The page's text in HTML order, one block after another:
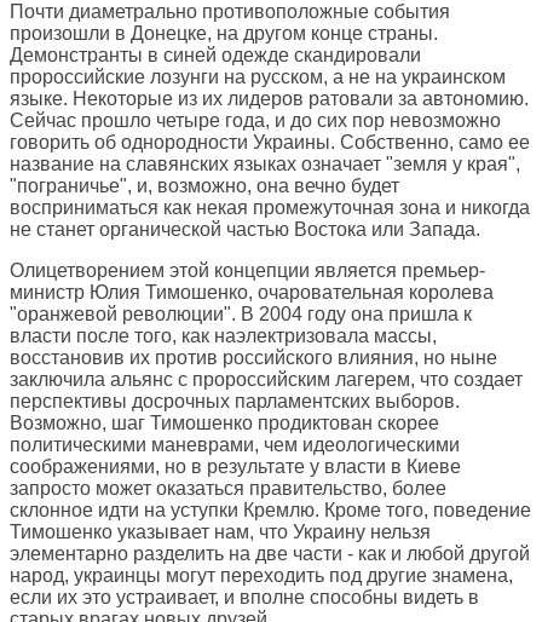
Почти диаметрально противоположные события
произошли в Донецке, на другом конце страны.
Демонстранты в синей одежде скандировали
пророссийские лозунги на русском, а не на украинском
языке. Некоторые из их лидеров ратовали за автономию.
Сейчас прошло четыре года, и до сих пор невозможно
говорить об однородности Украины. Собственно, само ее
название на славянских языках означает "земля у края",
"пограничье", и, возможно, она вечно будет
восприниматься как некая промежуточная зона и никогда
не станет органической частью Востока или Запада.
Олицетворением этой концепции является премьер-
министр Юлия Тимошенко, очаровательная королева
"оранжевой революции". В 2004 году она пришла к
власти после того, как наэлектризовала массы,
восстановив их против российского влияния, но ныне
заключила альянс с пророссийским лагерем, что создает
перспективы досрочных парламентских выборов.
Возможно, шаг Тимошенко продиктован скорее
политическими маневрами, чем идеологическими
соображениями, но в результате у власти в Киеве
запросто может оказаться правительство, более
склонное идти на уступки Кремлю. Кроме того, поведение
Тимошенко указывает нам, что Украину нельзя
элементарно разделить на две части - как и любой другой
народ, украинцы могут переходить под другие знамена,
если их это устраивает, и вполне способны видеть в